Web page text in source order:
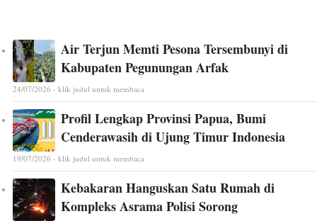
Air Terjun Memti Pesona Tersembunyi di
Kabupaten Pegunungan Arfak
24/07/2026 - klik judul untuk membaca
Profil Lengkap Provinsi Papua, Bumi
Cenderawasih di Ujung Timur Indonesia
19/07/2026 - klik judul untuk membaca
Kebakaran Hanguskan Satu Rumah di
Kompleks Asrama Polisi Sorong